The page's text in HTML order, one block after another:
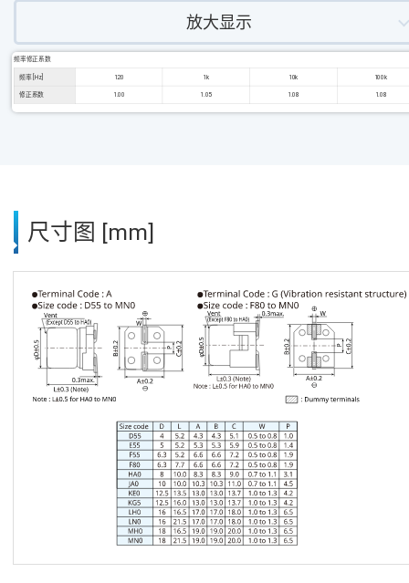
放大显示
频率修正系数
频率 [Hz] 120 1k 10k 100k
修正系数 1.00 1.05 1.08 1.08
尺寸图 [mm]